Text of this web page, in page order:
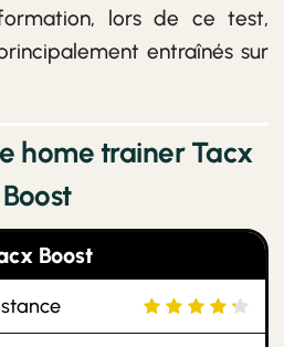
lors de ce test,
entraînés sur
home trainer Tacx
Boost
Boost